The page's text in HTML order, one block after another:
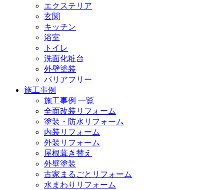
エクステリア
玄関
キッチン
浴室
トイレ
洗面化粧台
外壁塗装
バリアフリー
施工事例
施工事例 一覧
全面改装リフォーム
塗装・防水リフォーム
内装リフォーム
外装リフォーム
屋根葺き替え
外壁塗装
古家まるごとリフォーム
水まわりリフォーム